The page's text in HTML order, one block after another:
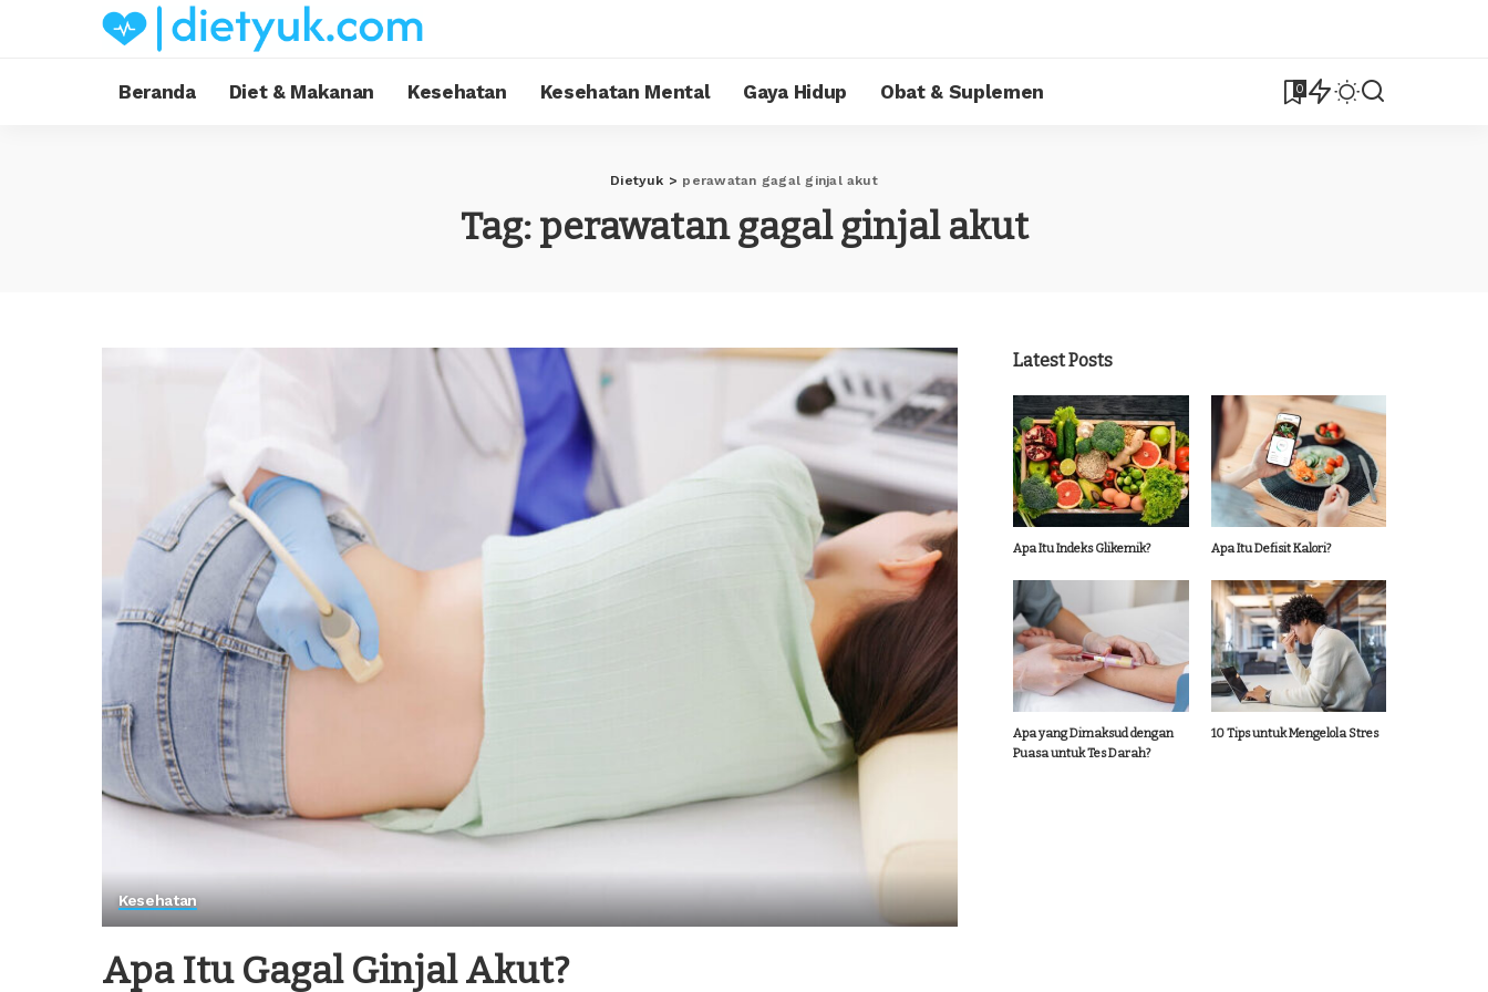
Beranda Diet & Makanan Kesehatan Kesehatan Mental Gaya Hidup Obat & Suplemen 0
Dietyuk > perawatan gagal ginjal akut
Tag:perawatan gagal ginjal akut
Kesehatan
Apa Itu Gagal Ginjal Akut?
Latest Posts
Apa Itu Indeks Glikemik? Apa Itu Defisit Kalori?
Apa yang Dimaksud dengan
Puasa untuk Tes Darah?
10 Tips untuk Mengelola Stres